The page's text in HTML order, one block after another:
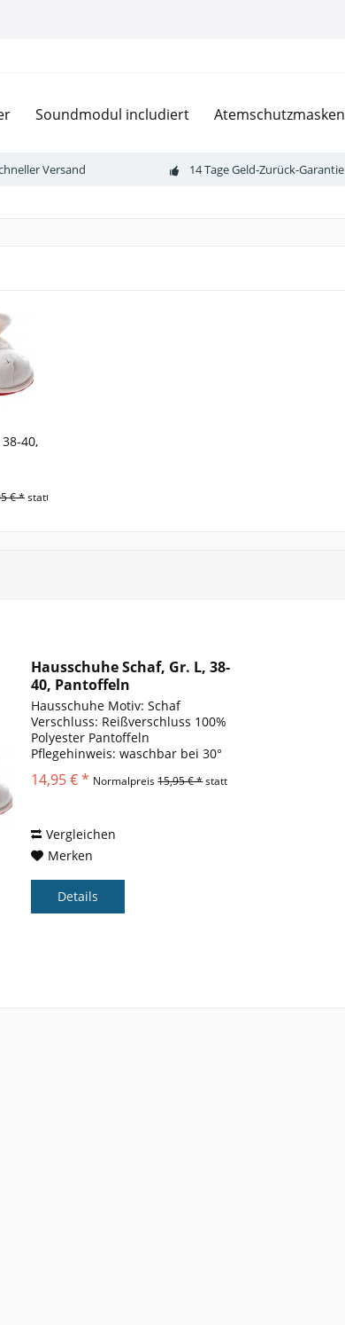
Soundmodul includiert Atemschutzmasken
Versand 14 Tage Geld-Zurück-Garantie
40,
€ *statt
Hausschuhe Schaf, Gr. L, 38-
40, Pantoffeln
Hausschuhe Motiv: Schaf
Verschluss: Reißverschluss 100%
Polyester Pantoffeln
Pflegehinweis: waschbar bei 30°
Medium = 38-40
14,95 € * Normalpreis15,95 € *statt
Vergleichen
Merken
Details